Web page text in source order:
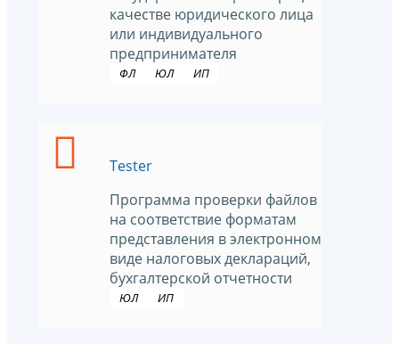
качестве юридического лица
или индивидуального
предпринимателя
ФЛ ЮЛ ИП
Tester
Программа проверки файлов
на соответствие форматам
представления в электронном
виде налоговых деклараций,
бухгалтерской отчетности
ЮЛ ИП